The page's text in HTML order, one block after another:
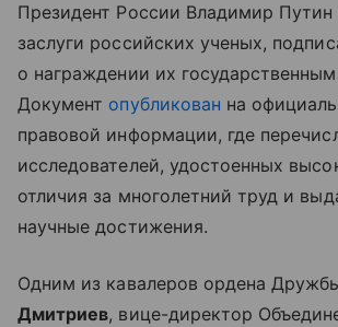
Президент России Владимир Путин
заслуги российских ученых,
о награждении их
Документ опубликован на
правовой информации, где
исследователей, удостоенных
отличия за многолетний труд и
научные достижения.
Одним из кавалеров ордена
Дмитриев, вице-директор